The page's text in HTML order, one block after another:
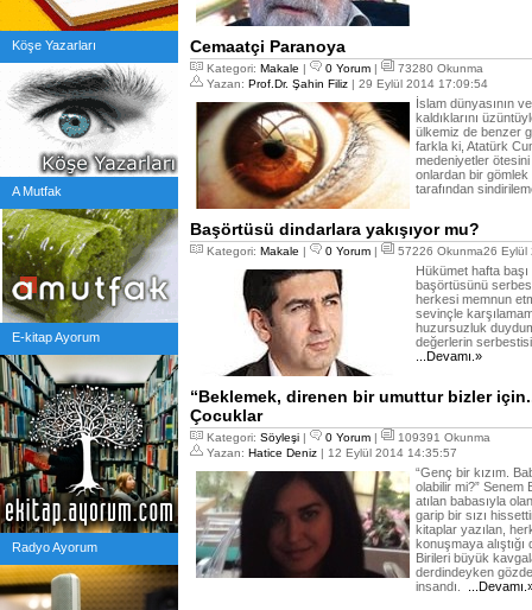
Köşe Yazarları
A Mutfak
E-kitap Ayorum
Radyo Ayorum
Cemaatçi Paranoya
Kategori: Makale | 0 Yorum |
73280 Okunma
Yazan: Prof.Dr. Şahin Filiz | 29 Eylül 2014 17:09:54
İslam dünyasının
kaldıklarını
ülkemiz de benzer
farkla ki, Atatürk
medeniyetler
onlardan bir
tarafından
Başörtüsü dindarlara yakışıyor mu?
Kategori: Makale | 0 Yorum | 57226 Okunma26
Hükümet hafta
başörtüsünü
herkesi memnun
sevinçle
huzursuzluk
değerlerin
...Devamı.»
“Beklemek, direnen bir umuttur bizler
Çocuklar
Kategori: Söyleşi | 0 Yorum |
109391 Okunma
Yazan: Hatice Deniz | 12 Eylül 2014 14:35:57
“Genç bir kızım.
olabilir mi?” Senem
atılan babasıyla
garip bir sızı
kitaplar yazılan,
konuşmaya
Birileri büyük
derdindeyken
insandı.